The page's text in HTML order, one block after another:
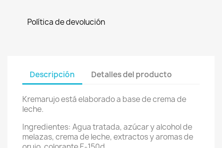
Política de devolución
Descripción Detalles del producto
Kremarujo está elaborado a base de crema de
leche.
Ingredientes: Agua tratada, azúcar y alcohol de
melazas, crema de leche, extractos y aromas de